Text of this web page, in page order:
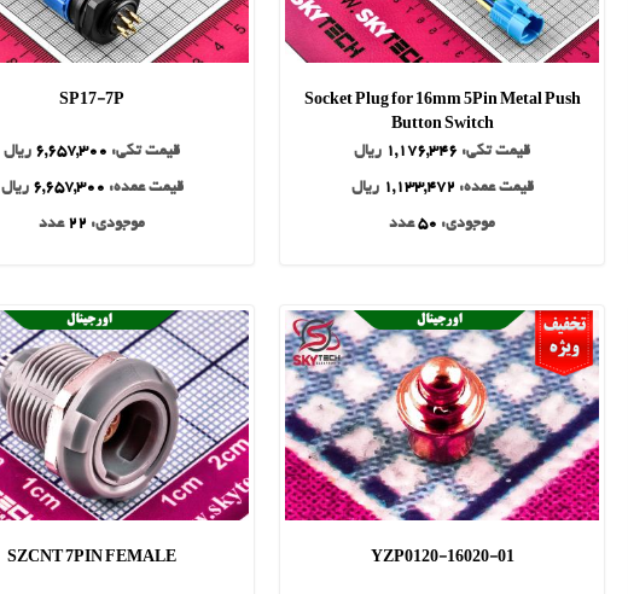
Socket Plug for 16mm 5Pin Metal Push
Button Switch
قیمت تکی: 1,176,346 ریال
قیمت عمده: 1,133,472 ریال
موجودی: 50عدد
SP17-7P
قیمت تکی: 6,657,300 ریال
قیمت عمده: 6,657,300 ریال
موجودی: 22 عدد
YZP0120-16020-01
SZCNT 7PIN FEMALE